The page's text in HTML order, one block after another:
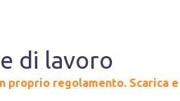
di lavoro
proprio regolamento. Scarica